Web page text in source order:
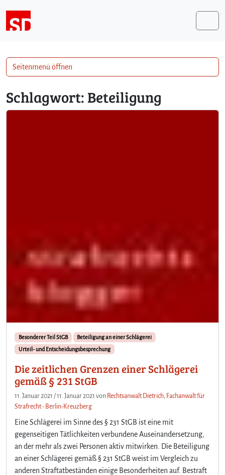
Schlagwort: Beteiligung
Besonderer Teil StGB
Beteiligung an einer Schlägerei
Urteil- und Entscheidungsbesprechung
Die zeitlichen Grenzen einer Schlägerei
gemäß § 231 StGB
11. Januar 2021 /11. Januar 2021 von Rechtsanwalt Dietrich, Fachanwalt für
Strafrecht - Berlin-Kreuzberg
Eine Schlägerei im Sinne des § 231 StGB ist eine mit
gegenseitigen Tätlichkeiten verbundene Auseinandersetzung,
an der mehr als zwei Personen aktiv mitwirken. Die Beteiligung
an einer Schlägerei gemäß § 231 StGB weist im Vergleich zu
anderen Straftatbeständen einige Besonderheiten auf. Bestraft
Seitenmenü öffnen